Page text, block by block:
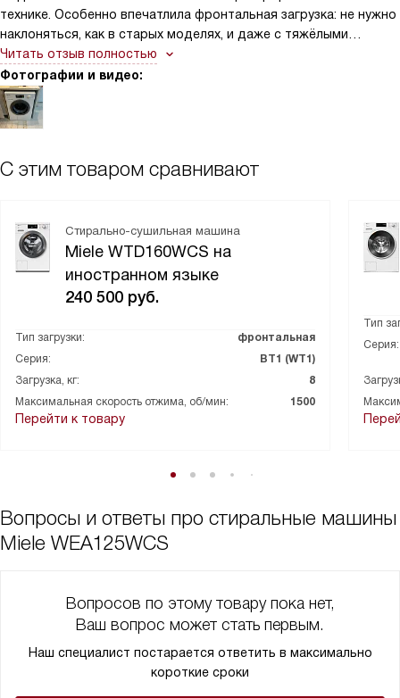
технике. Особенно впечатлила фронтальная загрузка: не нужно
наклоняться, как в старых моделях, и даже с тяжёлыми
вещами, например, с постельным бельём или диванными
подушками, всё загружается легко и комфортно. А дверной
упор справа — это гениальное решение! Я часто ставлю
машину в угол, и раньше приходилось либо переставлять её,
либо открыть дверь неудобным способом. Теперь — просто
пока я положу бельё. Ещё один огромный плюс — отжим на
влажность высокая, полотенца и футболки высыхают за пару
часов на вешалке — это просто спасение. Белый лотос — не
просто цвет, а стиль. Он смотрится свежо, не выгорает, не
царапается, и даже после двух лет активного использования
остаётся как новый. Панель управления — прямая, понятная,
технике, но разобрался за пять минут.
Читать отзыв полностью
Фотографии и видео:
С этим товаром сравнивают
Стирально-сушильная машина
Miele WTD160WCS на
иностранном языке
240 500 руб.
Тип загрузки:
фронтальная
Серия:
ВТ1 (WT1)
Загрузка, кг:
8
Максимальная скорость отжима, об/мин:
1500
Перейти к товару
Тип
Серия:
Вопросы и ответы про стиральные машины
Miele WEA125WCS
Вопросов по этому товару пока нет,
Ваш вопрос может стать первым.
Наш специалист постарается ответить в максимально
короткие сроки